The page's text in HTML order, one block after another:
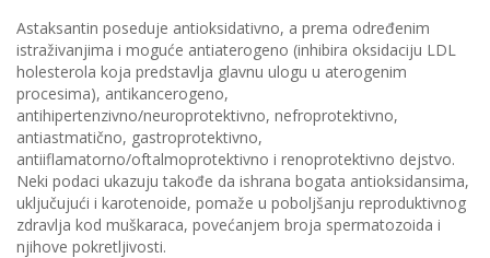
Astaksantin poseduje antioksidativno, a prema određenim
istraživanjima i moguće antiaterogeno (inhibira oksidaciju LDL
holesterola koja predstavlja glavnu ulogu u aterogenim
procesima), antikancerogeno,
antihipertenzivno/neuroprotektivno, nefroprotektivno,
antiastmatično, gastroprotektivno,
antiiflamatorno/oftalmoprotektivno i renoprotektivno dejstvo.
Neki podaci ukazuju takođe da ishrana bogata antioksidansima,
uključujući i karotenoide, pomaže u poboljšanju reproduktivnog
zdravlja kod muškaraca, povećanjem broja spermatozoida i
njihove pokretljivosti.